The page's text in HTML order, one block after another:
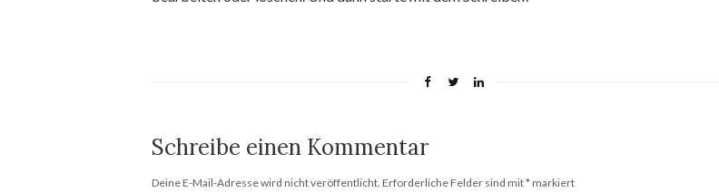
Schreibe einen Kommentar
Deine E-Mail-Adresse wird nicht veröffentlicht. Erforderliche Felder sind mit*markiert